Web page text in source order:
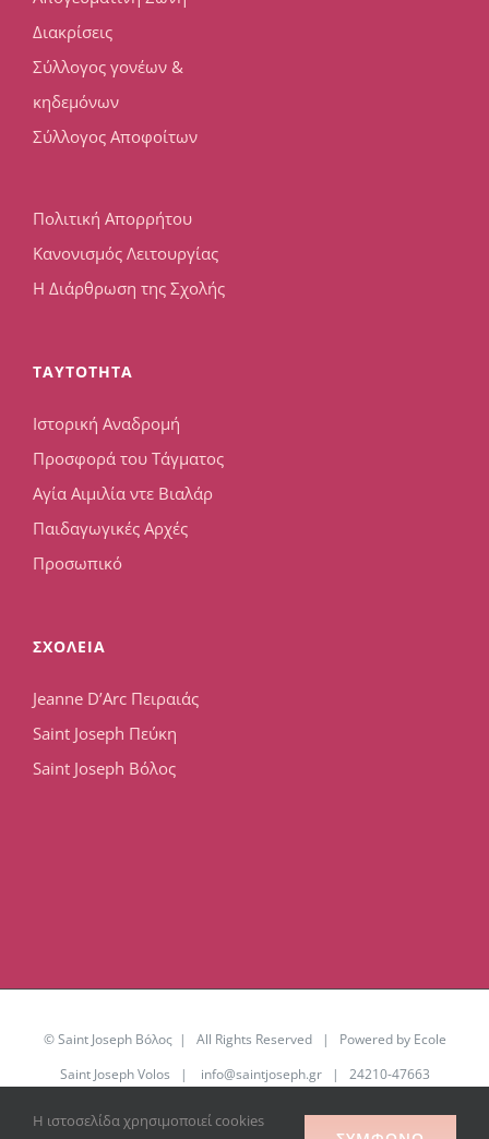
Διακρίσεις
Σύλλογος γονέων &
κηδεμόνων
Σύλλογος Αποφοίτων
Πολιτική Απορρήτου
Κανονισμός Λειτουργίας
Η Διάρθρωση της Σχολής
TAYTOTHTA
Ιστορική Αναδρομή
Προσφορά του Τάγματος
Αγία Αιμιλία ντε Βιαλάρ
Παιδαγωγικές Αρχές
Προσωπικό
ΣΧΟΛΕΙΑ
Jeanne D’Arc Πειραιάς
Saint Joseph Πεύκη
Saint Joseph Βόλος
© Saint Joseph Βόλος | All Rights Reserved | Powered by Ecole
Saint Joseph Volos | info@saintjoseph.gr| 24210-47663
FacebookYouTube
Η ιστοσελίδα χρησιμοποιεί cookies